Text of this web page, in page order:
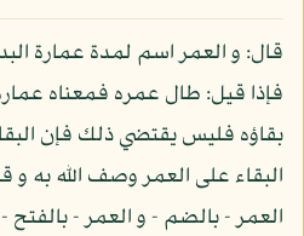
قال: و العمر اسم لمدة عمارة
فإذا قيل: طال عمره فمعناه
بقاؤه فليس يقتضي ذلك فإن
البقاء على العمر وصف الله به
العمر - بالضم - و العمر -